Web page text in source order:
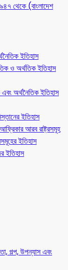
থেকে (বাংলাদেশ
ইতিহাস
ও অর্থতিক ইতিহাস
অর্থনৈতিক ইতিহাস
ইতিহাস
আরব রাষ্ট্রসমূহ
ইতিহাস
ইতিহাস
গল্প, উপন্যাস এবং